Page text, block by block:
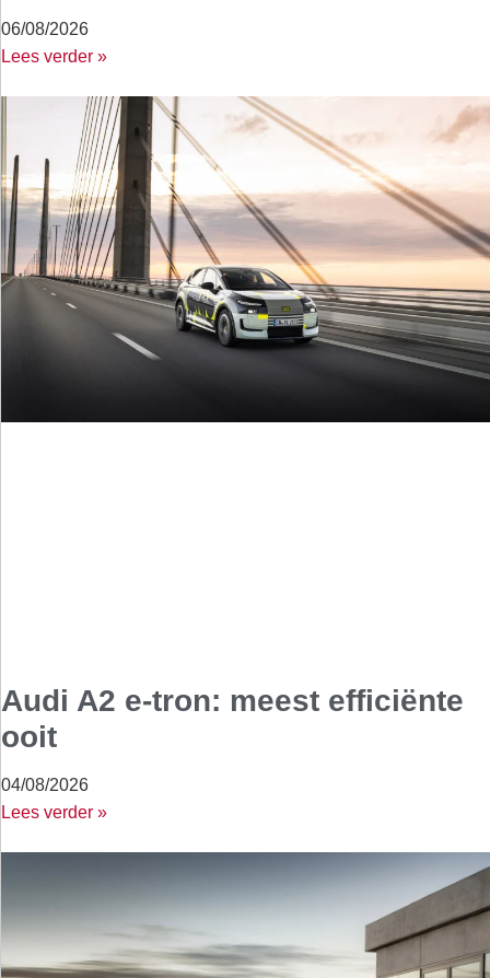
06/08/2026
Lees verder »
Audi A2 e-tron: meest efficiënte
ooit
04/08/2026
Lees verder »